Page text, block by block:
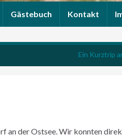
Gästebuch Kontakt
Ein Kurztrip
an der Ostsee. Wir konnten